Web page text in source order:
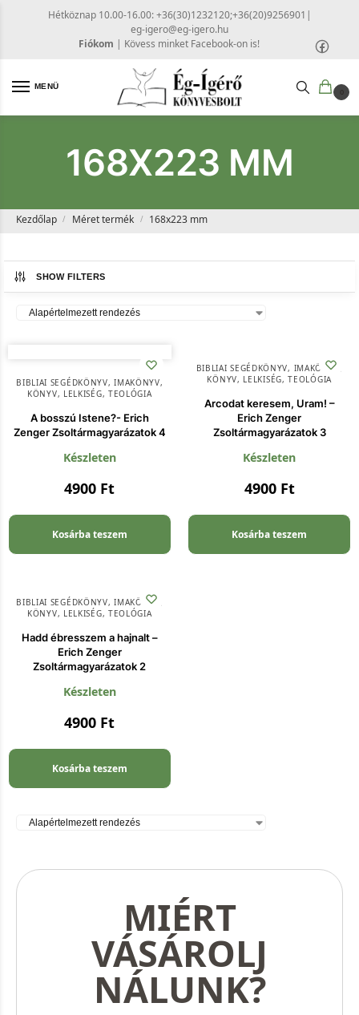
Hétköznap 10.00-16.00: +36(30)1232120;+36(20)9256901 |
eg-igero@eg-igero.hu
Fiókom | Kövess minket Facebook-on is!
MENÜ
0
168X223 MM
Kezdőlap / Méret termék / 168x223 mm
SHOW FILTERS
BIBLIAI SEGÉDKÖNYV,IMAKÖNYV,
KÖNYV, LELKISÉG, TEOLÓGIA
A bosszú Istene?- Erich
Zenger Zsoltármagyarázatok 4
Készleten
4900 Ft
Kosárba teszem
BIBLIAI SEGÉDKÖNYV, IMAKÖNYV
KÖNYV, LELKISÉG,TEOLÓGIA
Arcodat keresem, Uram! –
Erich Zenger
Zsoltármagyarázatok 3
Készleten
4900 Ft
Kosárba teszem
BIBLIAI SEGÉDKÖNYV,IMAKÖNYV
KÖNYV, LELKISÉG, TEOLÓGIA
Hadd ébresszem a hajnalt –
Erich Zenger
Zsoltármagyarázatok 2
Készleten
4900 Ft
Kosárba teszem
MIÉRT
VÁSÁROLJ
NÁLUNK?